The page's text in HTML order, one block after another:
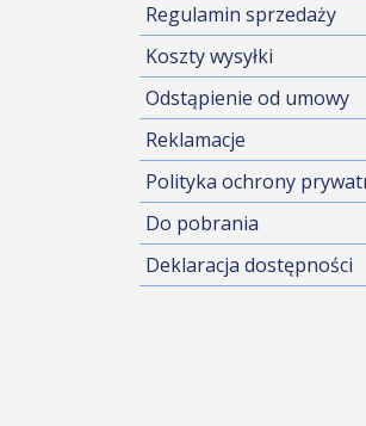
Regulamin sprzedaży
Koszty wysyłki
Odstąpienie od umowy
Reklamacje
Polityka ochrony
Do pobrania
Deklaracja dostępności